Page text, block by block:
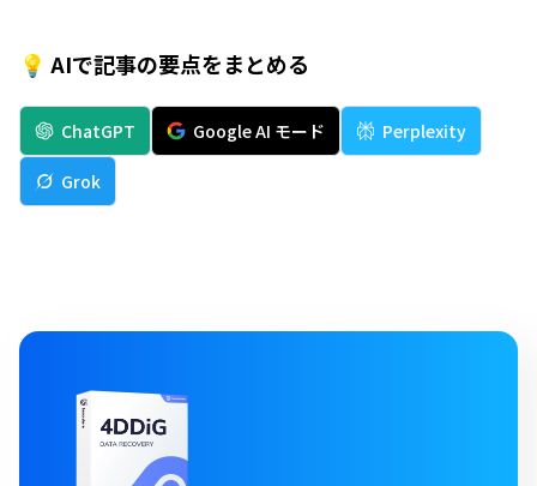
💡 AIで記事の要点をまとめる
ChatGPT Google AI モード Perplexity
Grok